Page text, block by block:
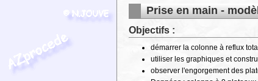
Prise en main -
Objectifs :
démarrer la colonne à reflux
utiliser les graphiques et
observer l'engorgement des